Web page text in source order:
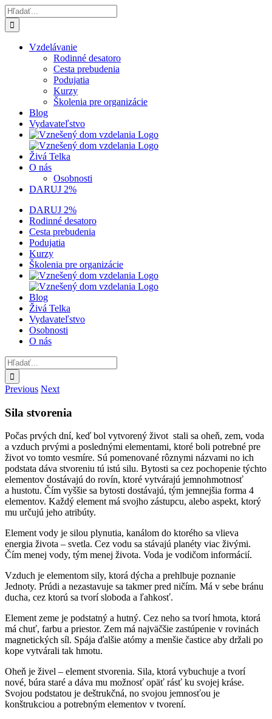
Skip
to
content
Hľadať:
Vzdelávanie
Rodinné desatoro
Cesta prebudenia
Podujatia
Kurzy
Školenia pre organizácie
Blog
Vydavateľstvo
Živá Telka
O nás
Osobnosti
DARUJ 2%
DARUJ 2%
Rodinné desatoro
Cesta prebudenia
Podujatia
Kurzy
Školenia pre organizácie
Blog
Živá Telka
Vydavateľstvo
Osobnosti
O nás
Hľadať:
Previous Next
Sila stvorenia
Počas prvých dní, keď bol vytvorený život stali sa oheň, zem, voda
a vzduch prvými a poslednými elementami, ktoré boli potrebné pre
život vo tomto vesmíre. Sú pomenované rôznymi názvami no ich
podstata dáva stvoreniu tú istú silu. Bytosti sa cez pochopenie týchto
elementov dostávajú do rovín, ktoré vytvárajú jemnohmotnosť
a hustotu. Čím vyššie sa bytosti dostávajú, tým jemnejšia forma 4
elementov. Každý element má svojho zástupcu, alebo aspekt, ktorý
mu určujú jeho atribúty.
Element vody je silou plynutia, kanálom do ktorého sa vlieva
energia života – svetla. Cez vodu sa stávajú planéty viac živými.
Čím menej vody, tým menej života. Voda je vodičom informácií.
Vzduch je elementom sily, ktorá dýcha a prehlbuje poznanie
Jednoty. Prúdi a nezastavuje sa takmer pred ničím. Má v sebe bránu
ducha, cez ktorú sa tvorí sloboda a ľahkosť.
Element zeme je podstatný a hutný. Cez neho sa tvorí hmota, ktorá
má chuť, farbu a priestor. Zem má najväčšie zastúpenie v rovinách
magnetických síl. Spája ďalšie atómy a menšie častice aby držali po
kope vytvárali tak hmotu.
Oheň je živel – element stvorenia. Sila, ktorá vybuchuje a tvorí
nové, búra staré a dáva mu možnosť opäť rásť ku svojej kráse.
Svojou podstatou je deštrukčná, no svojou jemnosťou je
konštrukciou a potrebným elementov v tvorení.